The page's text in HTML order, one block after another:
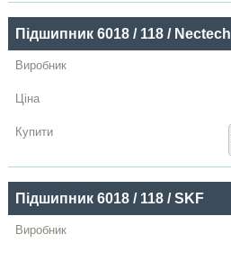
Підшипник 6018 / 118 / Nectech
Підшипник 6018 / 118 / SKF